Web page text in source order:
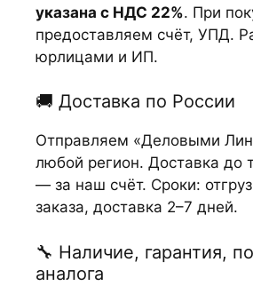
указана с НДС 22%. При
предоставляем счёт, УПД.
юрлицами и ИП.
🚚 Доставка по России
Отправляем «Деловыми
любой регион. Доставка до
— за наш счёт. Сроки:
заказа, доставка 2–7 дней.
🔧 Наличие, гарантия,
аналога